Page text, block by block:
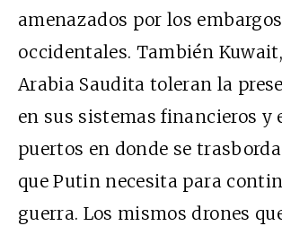
amenazados por los embargos
occidentales. También
Arabia Saudita toleran la
en sus sistemas financieros y
puertos en donde se
que Putin necesita para
guerra. Los mismos drones